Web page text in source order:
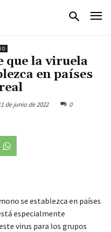
que la viruela
en países
de junio de 2022 0
se establezca en países
especialmente
virus para los grupos